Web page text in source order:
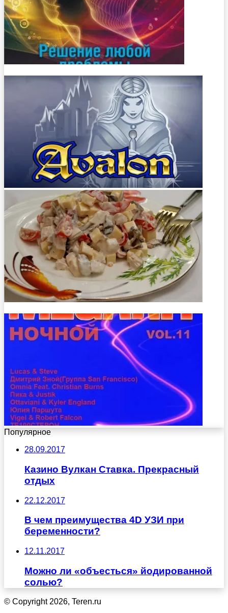
Популярное
28.09.2017
Казино Вулкан Ставка. Прекрасный
отдых
22.12.2017
В чем преимущества 4D УЗИ при
беременности?
12.11.2017
Можно ли «объесться» йодированной
солью?
© Copyright 2026, Teren.ru